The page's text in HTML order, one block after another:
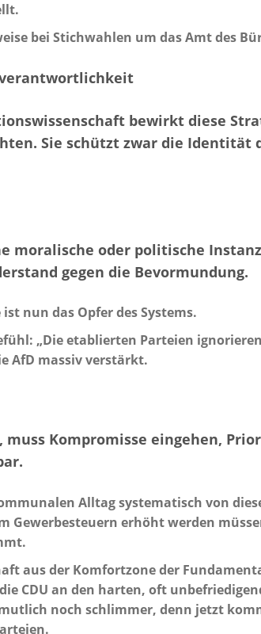
bei Stichwahlen um das Amt des
bewirkt diese
Sie schützt zwar die Identität
moralische oder politische
gegen die Bevormundung.
nun das Opfer des Systems.
„Die etablierten Parteien
AfD massiv verstärkt.
Kompromisse eingehen,
Alltag systematisch von
erhöht werden
aus der Komfortzone der
CDU an den harten, oft
noch schlimmer, denn jetzt